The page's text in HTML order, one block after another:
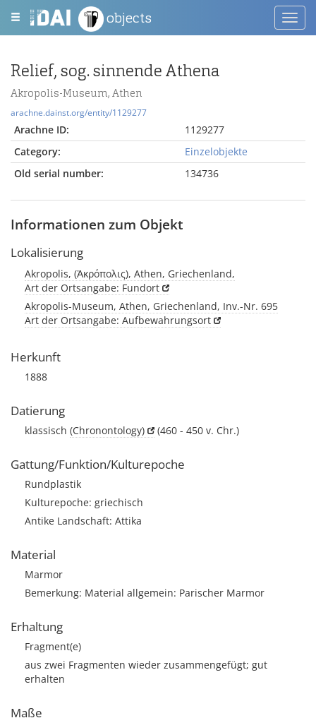
objects
Relief, sog. sinnende Athena
Akropolis-Museum, Athen
arachne.dainst.org/entity/1129277
Arachne ID:
1129277
Category:
Einzelobjekte
Old serial number:
134736
Informationen zum Objekt
Lokalisierung
Akropolis, (Ἀκρόπολις), Athen, Griechenland,
Art der Ortsangabe: Fundort
Akropolis-Museum, Athen, Griechenland, Inv.-Nr. 695
Art der Ortsangabe: Aufbewahrungsort
Herkunft
1888
Datierung
klassisch (Chronontology) (460 - 450 v. Chr.)
Gattung/Funktion/Kulturepoche
Rundplastik
Kulturepoche: griechisch
Antike Landschaft: Attika
Material
Marmor
Bemerkung: Material allgemein: Parischer Marmor
Erhaltung
Fragment(e)
aus zwei Fragmenten wieder zusammengefügt; gut
erhalten
Maße